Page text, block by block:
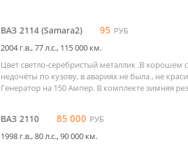
ВАЗ 2114 (Samara2) 95 РУБ
2004 г.в., 77 л.c., 115 000 км.
Цвет светло-серебристый металлик .В хорошем
недочёты по кузову, в авариях не была , не
Генератор на 150 Ампер. В комплекте зимняя
ВАЗ 2110 85 000 РУБ
1998 г.в., 80 л.c., 90 000 км.